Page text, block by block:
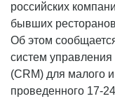
российских
бывших ресторанов
Об этом
систем
(CRM) для малого
проведенного 17-